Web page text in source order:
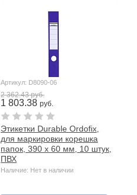
Артикул: D8090-06
2 362.43 руб.
1 803.38руб.
Этикетки Durable Ordofix,
для маркировки корешка
папок, 390 х 60 мм, 10 штук,
ПВХ
Наличие: Нет в наличии